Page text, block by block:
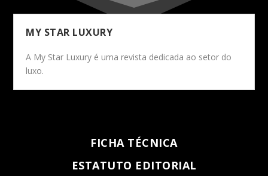
MY STAR LUXURY
A My Star Luxury é uma revista dedicada ao setor do
luxo.
FICHA TÉCNICA
ESTATUTO EDITORIAL